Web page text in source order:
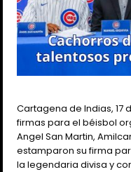
Cartagena de Indias, 17
firmas para el béisbol
Angel San Martin,
estamparon su firma
la legendaria divisa y